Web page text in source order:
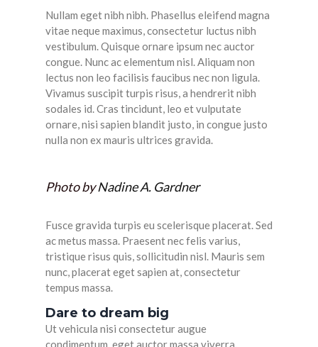
Nullam eget nibh nibh. Phasellus eleifend magna
vitae neque maximus, consectetur luctus nibh
vestibulum. Quisque ornare ipsum nec auctor
congue. Nunc ac elementum nisl. Aliquam non
lectus non leo facilisis faucibus nec non ligula.
Vivamus suscipit turpis risus, a hendrerit nibh
sodales id. Cras tincidunt, leo et vulputate
ornare, nisi sapien blandit justo, in congue justo
nulla non ex mauris ultrices gravida.
Photo byNadine A. Gardner
Fusce gravida turpis eu scelerisque placerat. Sed
ac metus massa. Praesent nec felis varius,
tristique risus quis, sollicitudin nisl. Mauris sem
nunc, placerat eget sapien at, consectetur
tempus massa.
Dare to dream big
Ut vehicula nisi consectetur augue
condimentum, eget auctor massa viverra.